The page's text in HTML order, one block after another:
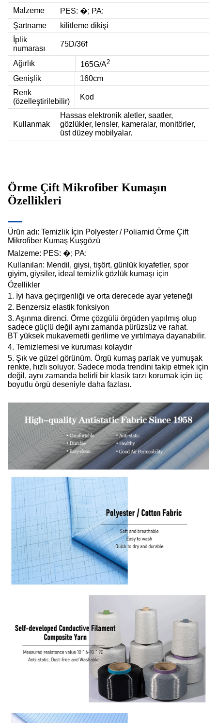
Malzeme
PES: �; PA:
Şartname
kilitleme dikişi
İplik
numarası
75D/36f
Ağırlık 165G/A2
Genişlik
160cm
Renk
(özelleştirilebilir)
Kod
Kullanmak
Hassas elektronik aletler, saatler,
gözlükler, lensler, kameralar, monitörler,
üst düzey mobilyalar.
Örme Çift Mikrofiber Kumaşın
Özellikleri
Ürün adı: Temizlik İçin Polyester / Poliamid Örme Çift
Mikrofiber Kumaş Kuşgözü
Malzeme: PES: �; PA:
Kullanılan: Mendil, giysi, tişört, günlük kıyafetler, spor
giyim, giysiler, ideal temizlik gözlük kumaşı için
Özellikler
1. İyi hava geçirgenliği ve orta derecede ayar yeteneği
2. Benzersiz elastik fonksiyon
3. Aşınma direnci. Örme çözgülü örgüden yapılmış olup
sadece güçlü değil aynı zamanda pürüzsüz ve rahat.
BT yüksek mukavemetli gerilime ve yırtılmaya dayanabilir.
4. Temizlemesi ve kuruması kolaydır
5. Şık ve güzel görünüm. Örgü kumaş parlak ve yumuşak
renkte, hızlı soluyor. Sadece moda trendini takip etmek için
değil, aynı zamanda belirli bir klasik tarzı korumak için üç
boyutlu örgü deseniyle daha fazlası.